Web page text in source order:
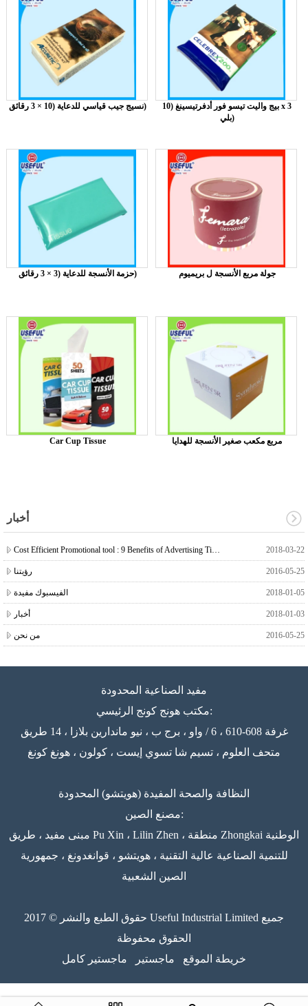
نسيج جيب قياسي للدعاية (10 × 3 رقائق)
بيج واليت تيسو فور أدفرتيسينغ (10 x 3
بلي)
حزمة الأنسجة للدعاية (3 × 3 رقائق) جولة مربع الأنسجة ل بريميوم
Car Cup Tissue مربع مكعب صغير الأنسجة للهدايا
أخبار
Cost Efficient Promotional tool : 9 Benefits of Advertising Tissue 2018-03-22
رؤيتنا 2016-05-25
الفيسبوك مفيدة 2018-01-05
أخبار 2018-01-03
من نحن 2016-05-25
مفيد الصناعية المحدودة
مكتب هونج كونج الرئيسي:
غرفة 608-610 ، 6 / واو ، برج ب ، نيو ماندارين بلازا ، 14 طريق
متحف العلوم ، تسيم شا تسوي إيست ، كولون ، هونغ كونغ
النظافة والصحة المفيدة (هويتشو) المحدودة
مصنع الصين:
مبنى مفيد ، طريق Pu Xin ، Lilin Zhen ، منطقة Zhongkai الوطنية
للتنمية الصناعية عالية التقنية ، هويتشو ، قوانغدونغ ، جمهورية
الصين الشعبية
حقوق الطبع والنشر © 2017 Useful Industrial Limited جميع
الحقوق محفوظة
خريطة الموقع
ماجستير ماجستير كامل